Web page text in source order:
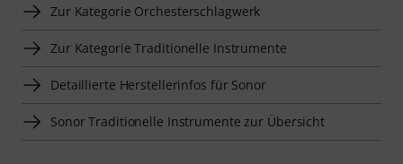
Zur Kategorie Orchesterschlagwerk
Zur Kategorie Traditionelle Instrumente
Detaillierte Herstellerinfos für Sonor
Sonor Traditionelle Instrumente zur Übersicht